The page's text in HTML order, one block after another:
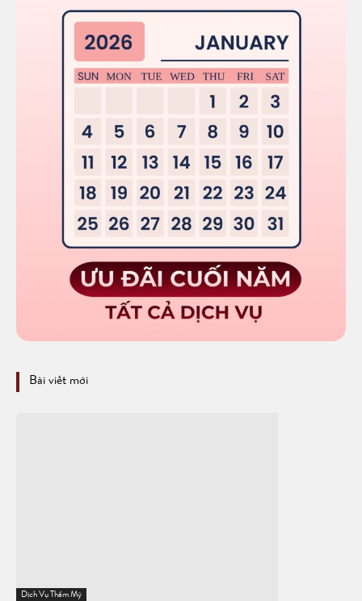
Bài viết mới
Dịch Vụ Thẩm Mỹ